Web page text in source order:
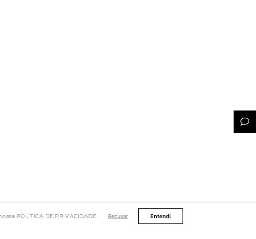
POLÍTICA DE PRIVACIDADE. Recusar Entendi